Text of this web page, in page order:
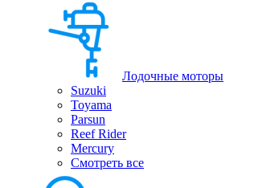
Лодочные моторы
Suzuki
Toyama
Parsun
Reef Rider
Mercury
Смотреть все